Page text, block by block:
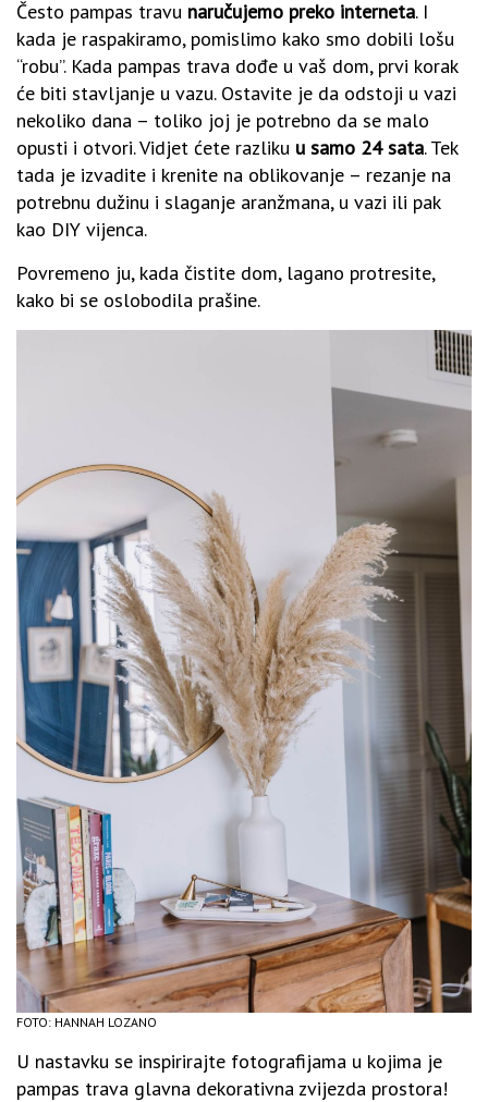
Često pampas travu naručujemo preko interneta. I
kada je raspakiramo, pomislimo kako smo dobili lošu
“robu”. Kada pampas trava dođe u vaš dom, prvi korak
će biti stavljanje u vazu. Ostavite je da odstoji u vazi
nekoliko dana – toliko joj je potrebno da se malo
opusti i otvori. Vidjet ćete razliku u samo 24 sata. Tek
tada je izvadite i krenite na oblikovanje – rezanje na
potrebnu dužinu i slaganje aranžmana, u vazi ili pak
kao DIY vijenca.
Povremeno ju, kada čistite dom, lagano protresite,
kako bi se oslobodila prašine.
FOTO: HANNAH LOZANO
U nastavku se inspirirajte fotografijama u kojima je
pampas trava glavna dekorativna zvijezda prostora!